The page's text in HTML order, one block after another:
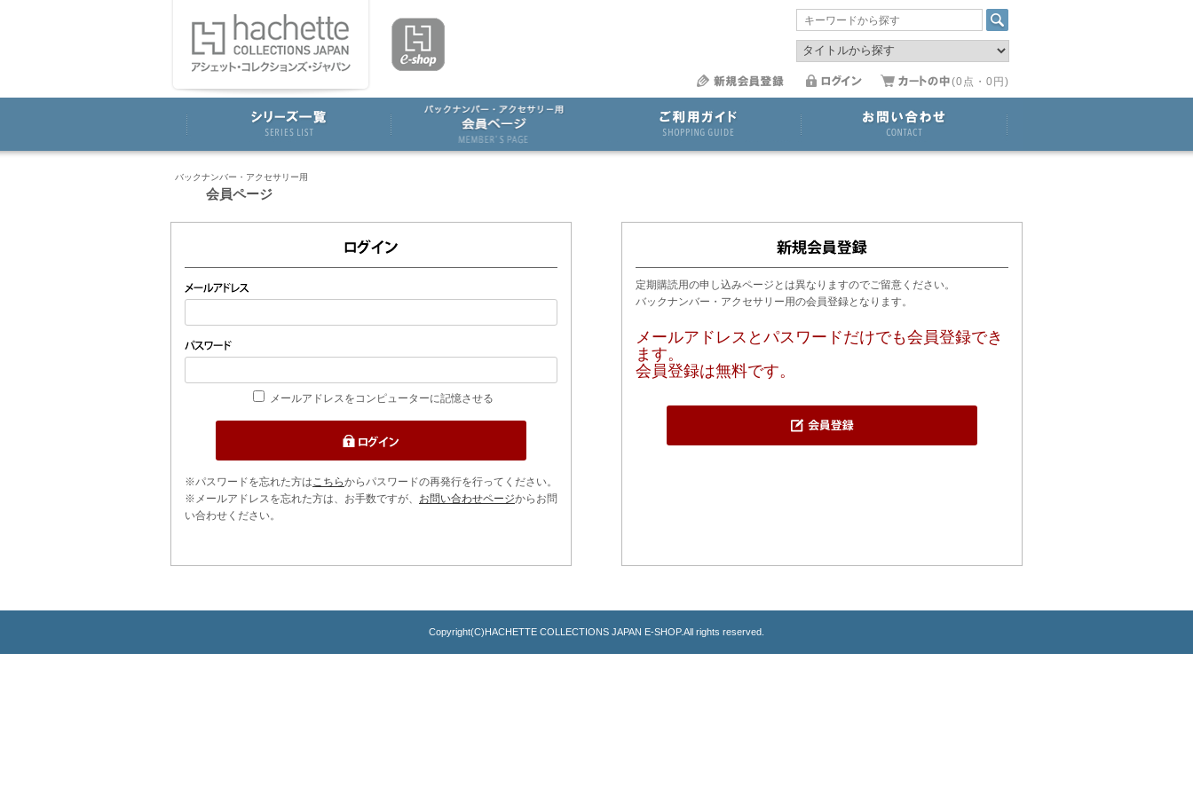
(0点・0円)
バックナンバー・アクセサリー用
会員ページ
メールアドレスをコンピューターに記憶させる
※パスワードを忘れた方はこちらからパスワードの再発行を行ってください。
※メールアドレスを忘れた方は、お手数ですが、 お問い合わせページからお問
い合わせください。
定期購読用の申し込みページとは異なりますのでご留意ください。
バックナンバー・アクセサリー用の会員登録となります。
メールアドレスとパスワードだけでも会員登録でき
ます。
会員登録は無料です。
Copyright(C)HACHETTE COLLECTIONS JAPAN E-SHOP.All rights reserved.